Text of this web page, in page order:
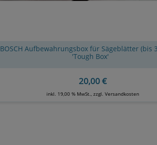
BOSCH Aufbewahrungsbox für Sägeblätter (bis
'Tough Box'
20,00 €
inkl. 19,00 % MwSt., zzgl. Versandkosten